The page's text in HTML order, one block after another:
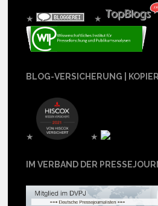
★ ★
BLOG-VERSICHERUNG |
★ ★
IM VERBAND DER